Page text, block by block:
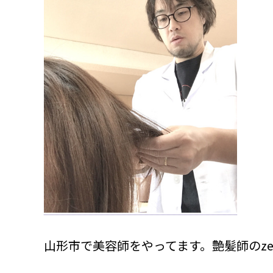
山形市で美容師をやってます。艶髪師の